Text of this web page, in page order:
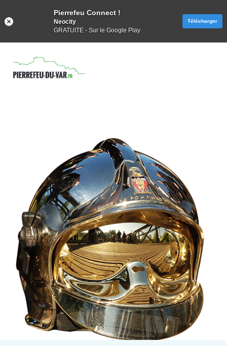
Pierrefeu Connect !
Neocity
GRATUITE - Sur le Google Play
Télécharger